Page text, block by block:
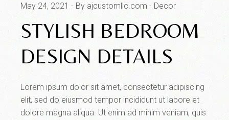
May 24, 2021 By ajcustomllc.com Decor
STYLISH BEDROOM
DESIGN DETAILS
Lorem ipsum dolor sit amet, consectetur adipiscing
elit, sed do eiusmod tempor incididunt ut labore et
dolore magna aliqua. Ut enim ad minim veniam, quis